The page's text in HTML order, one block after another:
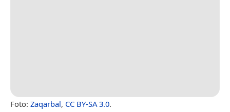
Foto: Zaqarbal, CC BY-SA 3.0.